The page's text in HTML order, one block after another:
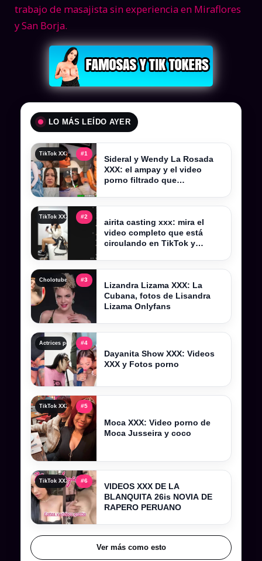
trabajo de masajista sin experiencia en Miraflores
y San Borja.
LO MÁS LEÍDO AYER
#1
TikTok XXX , tiktokers xxx y videos filtrados completos
Sideral y Wendy La Rosada
XXX: el ampay y el video
porno filtrado que
#2
TikTok XXX , tiktokers xxx y videos filtrados completos
airita casting xxx: mira el
video completo que está
circulando en TikTok y
#3
Cholotube 2026, cholotube peru y contenido actualizado
Lizandra Lizama XXX: La
Cubana, fotos de Lisandra
Lizama Onlyfans
#4
Actrices porno y actrices xxx: perfiles, categorías y tendencias
Dayanita Show XXX: Videos
XXX y Fotos porno
#5
TikTok XXX , tiktokers xxx y videos filtrados completos
Moca XXX: Video porno de
Moca Jusseira y coco
#6
TikTok XXX , tiktokers xxx y videos filtrados completos
VIDEOS XXX DE LA
BLANQUITA 26is NOVIA DE
RAPERO PERUANO
Ver más como esto